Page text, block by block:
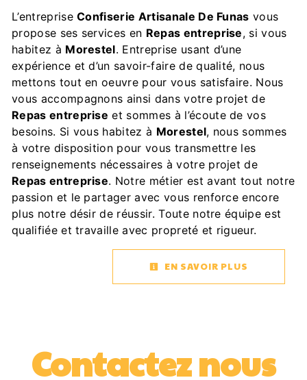
L’entrepriseConfiserie Artisanale De Funas vous
propose ses services en Repas entreprise, si vous
habitez à Morestel. Entreprise usant d’une
expérience et d’un savoir-faire de qualité, nous
mettons tout en oeuvre pour vous satisfaire. Nous
vous accompagnons ainsi dans votre projet de
Repas entreprise et sommes à l’écoute de vos
besoins. Si vous habitez à Morestel, nous sommes
à votre disposition pour vous transmettre les
renseignements nécessaires à votre projet de
Repas entreprise. Notre métier est avant tout notre
passion et le partager avec vous renforce encore
plus notre désir de réussir. Toute notre équipe est
qualifiée et travaille avec propreté et rigueur.
EN SAVOIR PLUS
Contactez nous